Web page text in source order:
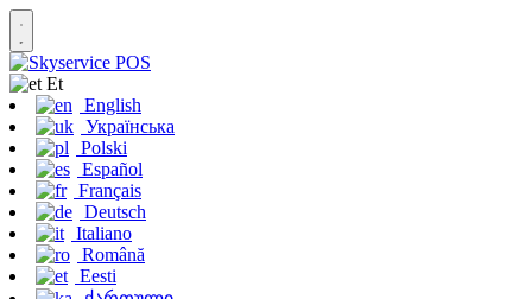
Et
English
Українська
Polski
Español
Français
Deutsch
Italiano
Română
Eesti